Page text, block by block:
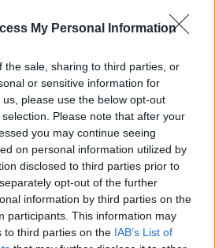
My Personal Information
the sale, sharing to third parties, or
or sensitive information for
please use the below opt-out
Please note that after your
you may continue seeing
on personal information utilized by
disclosed to third parties prior to
opt-out of the further
information by third parties on the
participants. This information may
to third parties on the IAB’s List of